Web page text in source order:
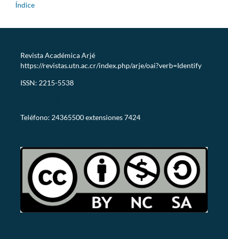
Índice
Revista Académica Arjé
https://revistas.utn.ac.cr/index.php/arje/oai?verb=Identify
ISSN: 2215-5538
Teléfono: 24365500 extensiones 7424